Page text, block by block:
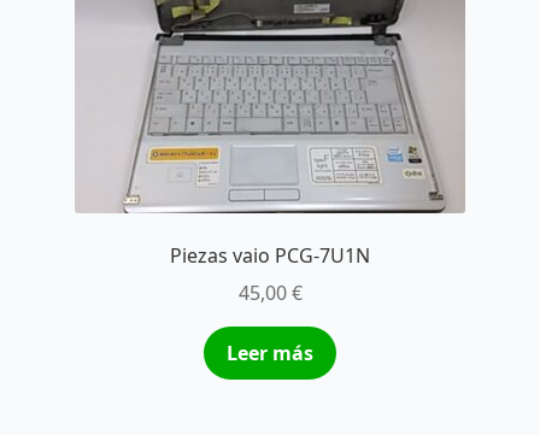
Piezas vaio PCG-7U1N
45,00€
Leer más